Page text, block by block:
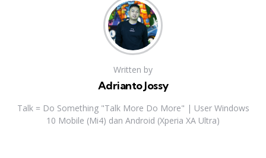
Written by
Adrianto Jossy
Talk = Do Something "Talk More Do More" | User Windows
10 Mobile (Mi4) dan Android (Xperia XA Ultra)